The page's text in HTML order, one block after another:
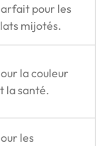
pour les
mijotés.
la couleur
la santé.
les